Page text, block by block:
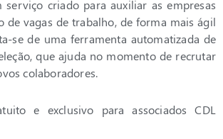
serviço criado para auxiliar as empresas
de vagas de trabalho, de forma mais ágil
se de uma ferramenta automatizada de
que ajuda no momento de recrutar
colaboradores.
e exclusivo para associados CDL